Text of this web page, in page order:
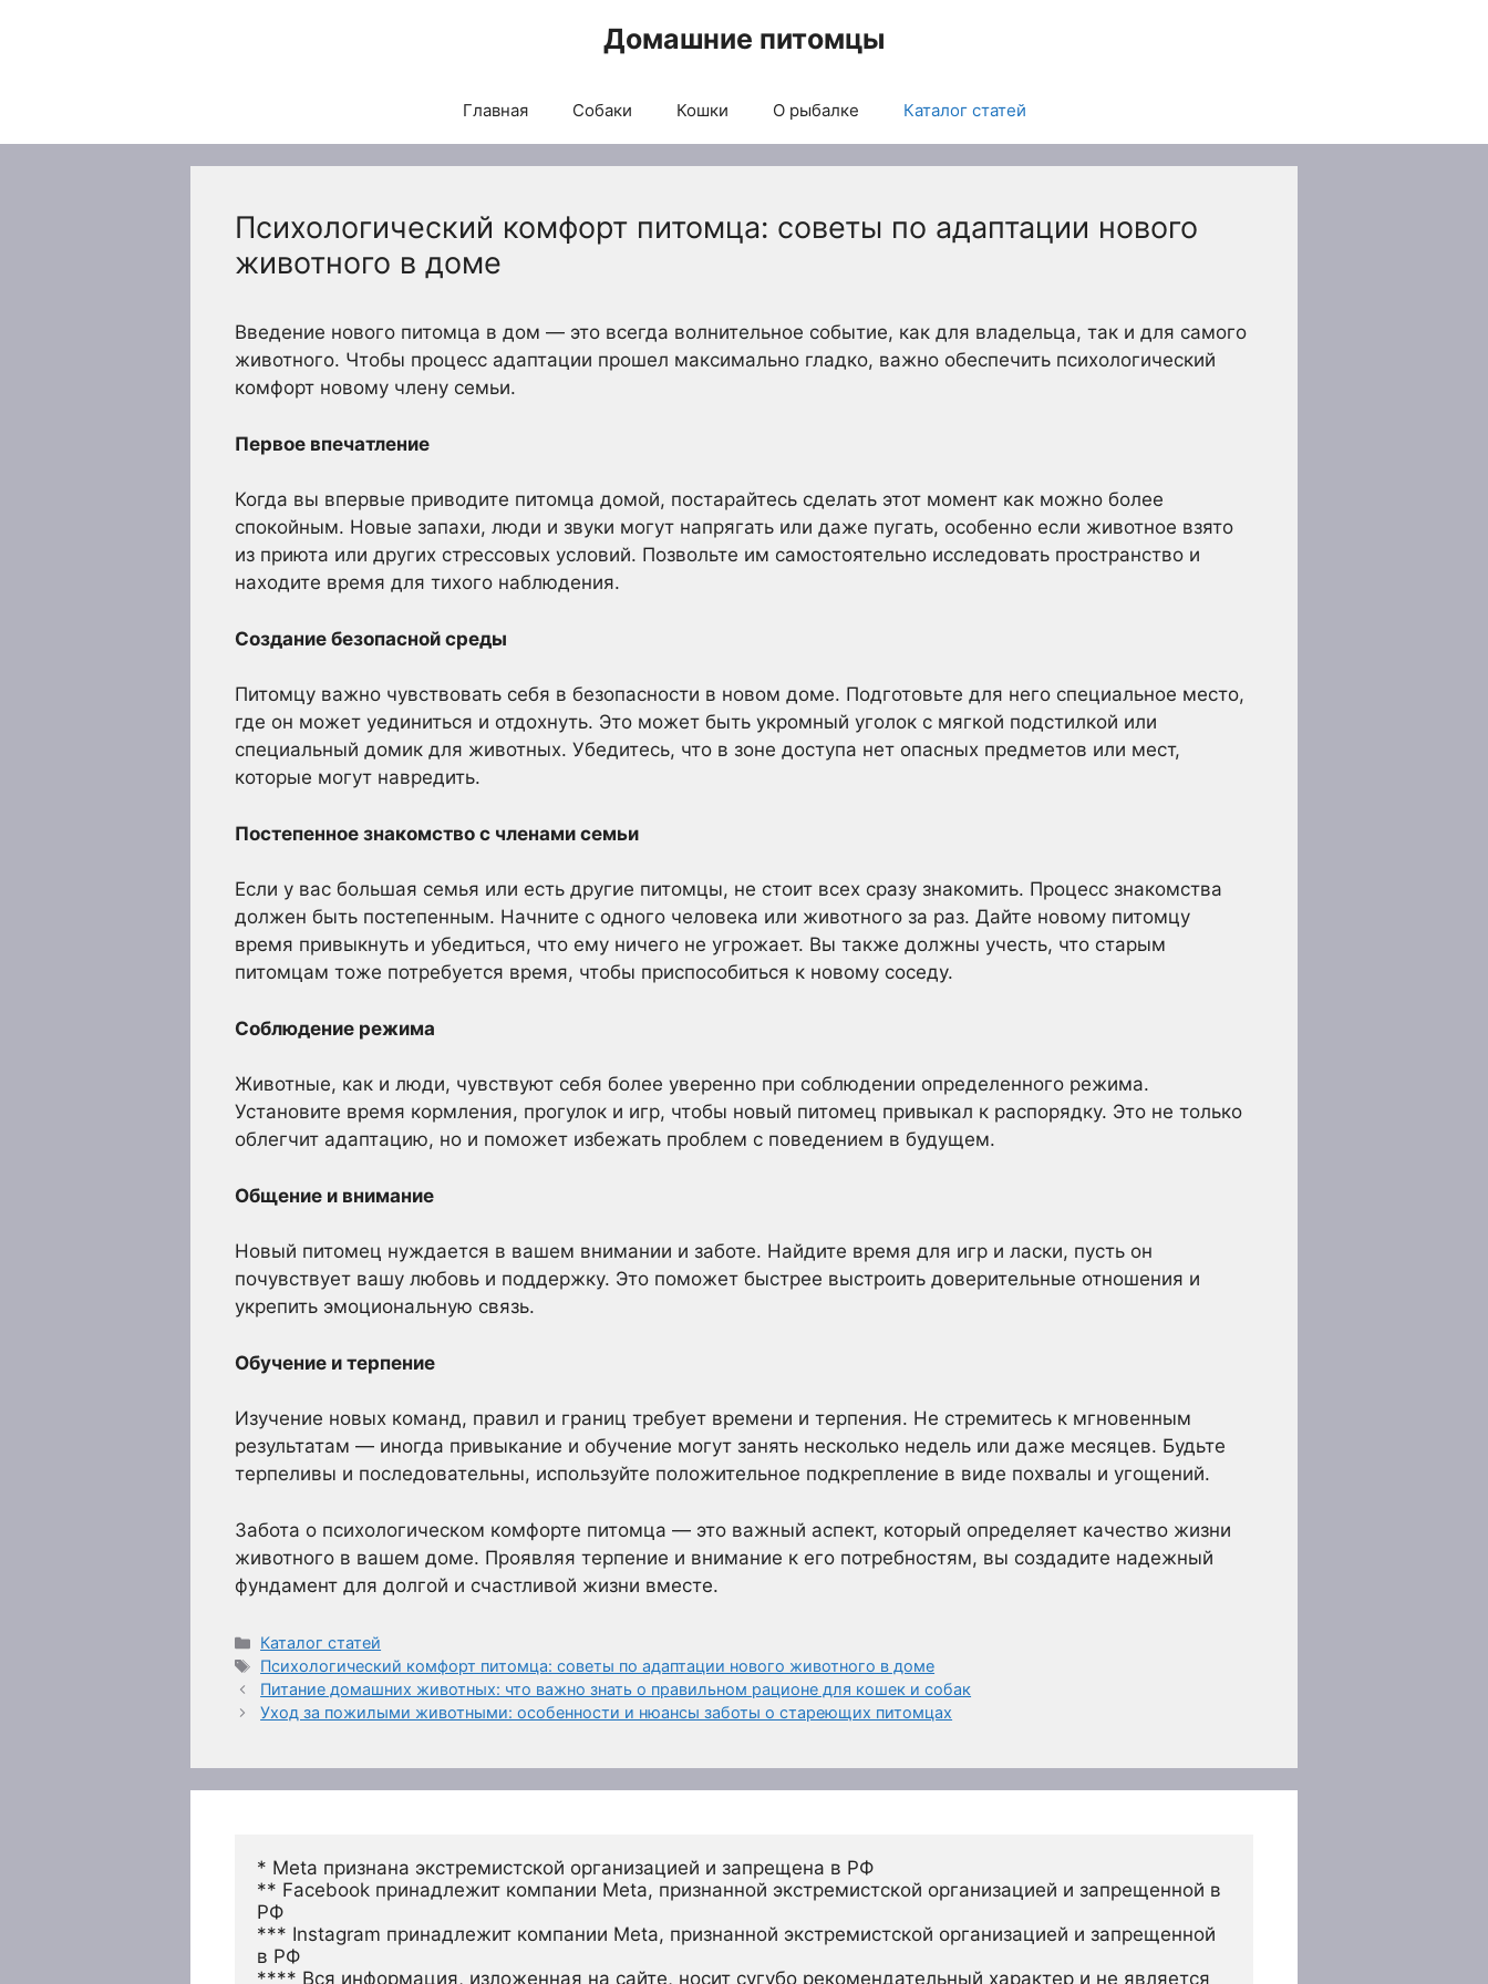
Домашние питомцы
Главная Собаки Кошки О рыбалке Каталог статей
Психологический комфорт питомца: советы по адаптации нового
животного в доме
Введение нового питомца в дом — это всегда волнительное событие, как для владельца, так и для самого
животного. Чтобы процесс адаптации прошел максимально гладко, важно обеспечить психологический
комфорт новому члену семьи.
Первое впечатление
Когда вы впервые приводите питомца домой, постарайтесь сделать этот момент как можно более
спокойным. Новые запахи, люди и звуки могут напрягать или даже пугать, особенно если животное взято
из приюта или других стрессовых условий. Позвольте им самостоятельно исследовать пространство и
находите время для тихого наблюдения.
Создание безопасной среды
Питомцу важно чувствовать себя в безопасности в новом доме. Подготовьте для него специальное место,
где он может уединиться и отдохнуть. Это может быть укромный уголок с мягкой подстилкой или
специальный домик для животных. Убедитесь, что в зоне доступа нет опасных предметов или мест,
которые могут навредить.
Постепенное знакомство с членами семьи
Если у вас большая семья или есть другие питомцы, не стоит всех сразу знакомить. Процесс знакомства
должен быть постепенным. Начните с одного человека или животного за раз. Дайте новому питомцу
время привыкнуть и убедиться, что ему ничего не угрожает. Вы также должны учесть, что старым
питомцам тоже потребуется время, чтобы приспособиться к новому соседу.
Соблюдение режима
Животные, как и люди, чувствуют себя более уверенно при соблюдении определенного режима.
Установите время кормления, прогулок и игр, чтобы новый питомец привыкал к распорядку. Это не только
облегчит адаптацию, но и поможет избежать проблем с поведением в будущем.
Общение и внимание
Новый питомец нуждается в вашем внимании и заботе. Найдите время для игр и ласки, пусть он
почувствует вашу любовь и поддержку. Это поможет быстрее выстроить доверительные отношения и
укрепить эмоциональную связь.
Обучение и терпение
Изучение новых команд, правил и границ требует времени и терпения. Не стремитесь к мгновенным
результатам — иногда привыкание и обучение могут занять несколько недель или даже месяцев. Будьте
терпеливы и последовательны, используйте положительное подкрепление в виде похвалы и угощений.
Забота о психологическом комфорте питомца — это важный аспект, который определяет качество жизни
животного в вашем доме. Проявляя терпение и внимание к его потребностям, вы создадите надежный
фундамент для долгой и счастливой жизни вместе.
Рубрики
Каталог статей
Метки
Психологический комфорт питомца: советы по адаптации нового животного в доме
Питание домашних животных: что важно знать о правильном рационе для кошек и собак
Уход за пожилыми животными: особенности и нюансы заботы о стареющих питомцах
* Meta признана экстремистской организацией и запрещена в РФ
** Facebook принадлежит компании Meta, признанной экстремистской организацией и запрещенной в
РФ
*** Instagram принадлежит компании Meta, признанной экстремистской организацией и запрещенной
в РФ
**** Вся информация, изложенная на сайте, носит сугубо рекомендательный характер и не является